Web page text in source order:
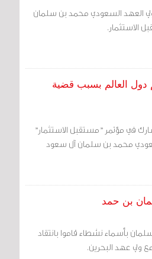
العهد السعودي محمد بن سلمان
الاستثمار.
دول العالم بسبب قضية
في مؤتمر "مستقبل الاستثمار"
محمد بن سلمان آل سعود
بن حمد
بأسماء نشطاء قاموا بانتقاد
ولي عهد البحرين.